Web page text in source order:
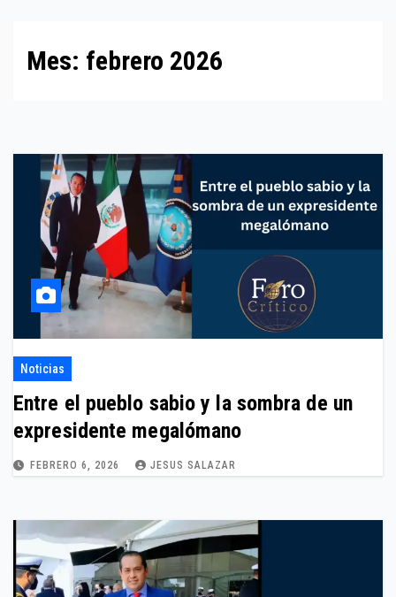
Mes: febrero 2026
Noticias
Entre el pueblo sabio y la sombra de un
expresidente megalómano
FEBRERO 6, 2026 JESUS SALAZAR